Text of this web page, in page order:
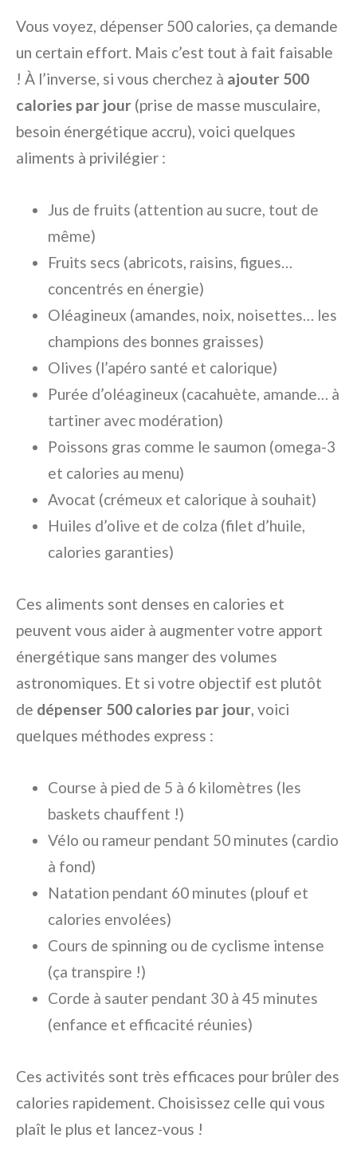
Vous voyez, dépenser 500 calories, ça demande
un certain effort. Mais c’est tout à fait faisable
! À l’inverse, si vous cherchez à ajouter 500
calories par jour (prise de masse musculaire,
besoin énergétique accru), voici quelques
aliments à privilégier :
Jus de fruits (attention au sucre, tout de
même)
Fruits secs (abricots, raisins, figues…
concentrés en énergie)
Oléagineux (amandes, noix, noisettes… les
champions des bonnes graisses)
Olives (l’apéro santé et calorique)
Purée d’oléagineux (cacahuète, amande… à
tartiner avec modération)
Poissons gras comme le saumon (omega-3
et calories au menu)
Avocat (crémeux et calorique à souhait)
Huiles d’olive et de colza (filet d’huile,
calories garanties)
Ces aliments sont denses en calories et
peuvent vous aider à augmenter votre apport
énergétique sans manger des volumes
astronomiques. Et si votre objectif est plutôt
de dépenser 500 calories par jour , voici
quelques méthodes express :
Course à pied de 5 à 6 kilomètres (les
baskets chauffent !)
Vélo ou rameur pendant 50 minutes (cardio
à fond)
Natation pendant 60 minutes (plouf et
calories envolées)
Cours de spinning ou de cyclisme intense
(ça transpire !)
Corde à sauter pendant 30 à 45 minutes
(enfance et efficacité réunies)
Ces activités sont très efficaces pour brûler des
calories rapidement. Choisissez celle qui vous
plaît le plus et lancez-vous !